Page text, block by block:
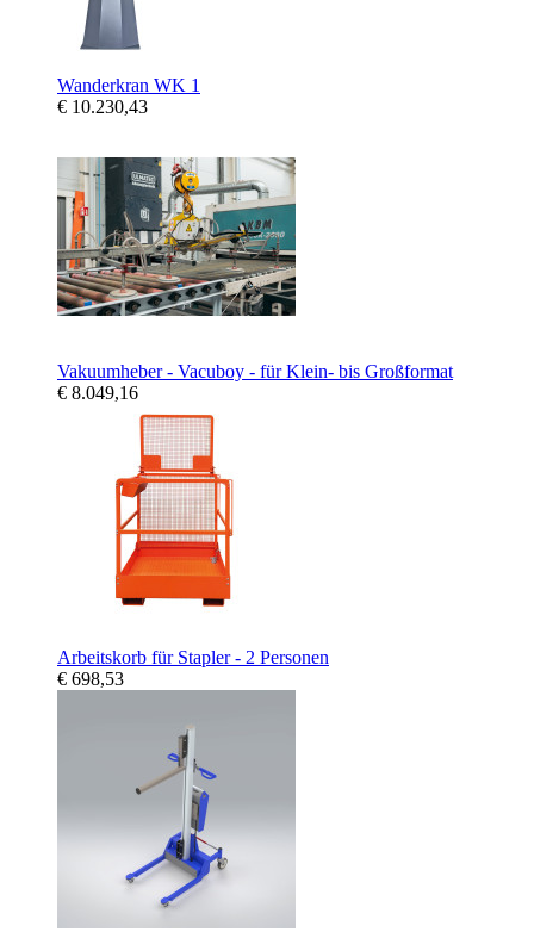
Wanderkran WK 1
€ 10.230,43
Vakuumheber - Vacuboy - für Klein- bis Großformat
€ 8.049,16
Arbeitskorb für Stapler - 2 Personen
€ 698,53